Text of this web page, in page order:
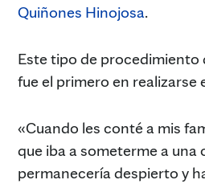
Quiñones Hinojosa.
Este tipo de procedimiento
fue el primero en realizarse
«Cuando les conté a mis
que iba a someterme a una
permanecería despierto y